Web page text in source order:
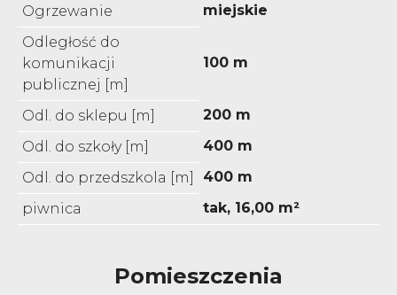
Ogrzewanie
miejskie
Odległość do
komunikacji
publicznej [m]
100 m
Odl. do sklepu [m]
200 m
Odl. do szkoły [m]
400 m
Odl. do przedszkola [m]
400 m
piwnica
tak, 16,00 m²
Pomieszczenia